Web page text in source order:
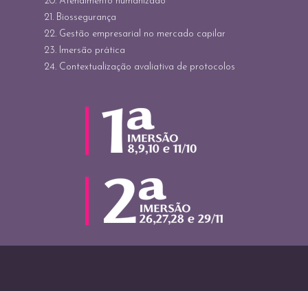
21. Biossegurança
22. Gestão empresarial no mercado capilar
23. Imersão prática
24. Contextualização avaliativa de protocolos